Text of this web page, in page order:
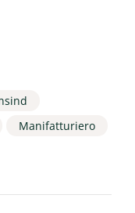
Manifatturiero